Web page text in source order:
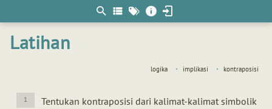
Latihan
logika implikasi kontraposisi
Tentukan kontraposisi dari kalimat-kalimat simbolik
matematis